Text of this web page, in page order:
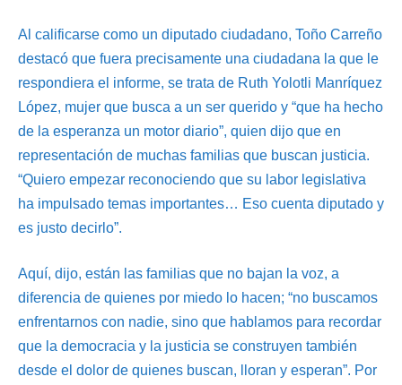
Al calificarse como un diputado ciudadano, Toño Carreño
destacó que fuera precisamente una ciudadana la que le
respondiera el informe, se trata de Ruth Yolotli Manríquez
López, mujer que busca a un ser querido y “que ha hecho
de la esperanza un motor diario”, quien dijo que en
representación de muchas familias que buscan justicia.
“Quiero empezar reconociendo que su labor legislativa
ha impulsado temas importantes… Eso cuenta diputado y
es justo decirlo”.
Aquí, dijo, están las familias que no bajan la voz, a
diferencia de quienes por miedo lo hacen; “no buscamos
enfrentarnos con nadie, sino que hablamos para recordar
que la democracia y la justicia se construyen también
desde el dolor de quienes buscan, lloran y esperan”. Por